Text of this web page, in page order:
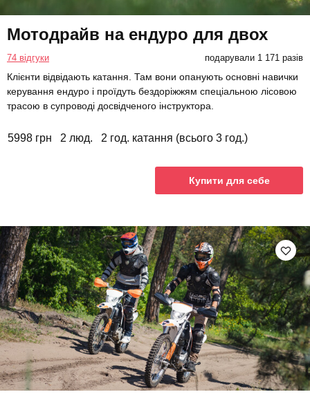
Мотодрайв на ендуро для двох
74 відгуки подарували 1 171 разів
Клієнти відвідають катання. Там вони опанують основні навички
керування ендуро і проїдуть бездоріжжям спеціальною лісовою
трасою в супроводі досвідченого інструктора.
5998 грн 2 люд. 2 год. катання (всього 3 год.)
Купити для себе